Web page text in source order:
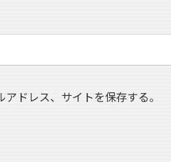
アドレス、サイトを保存する。